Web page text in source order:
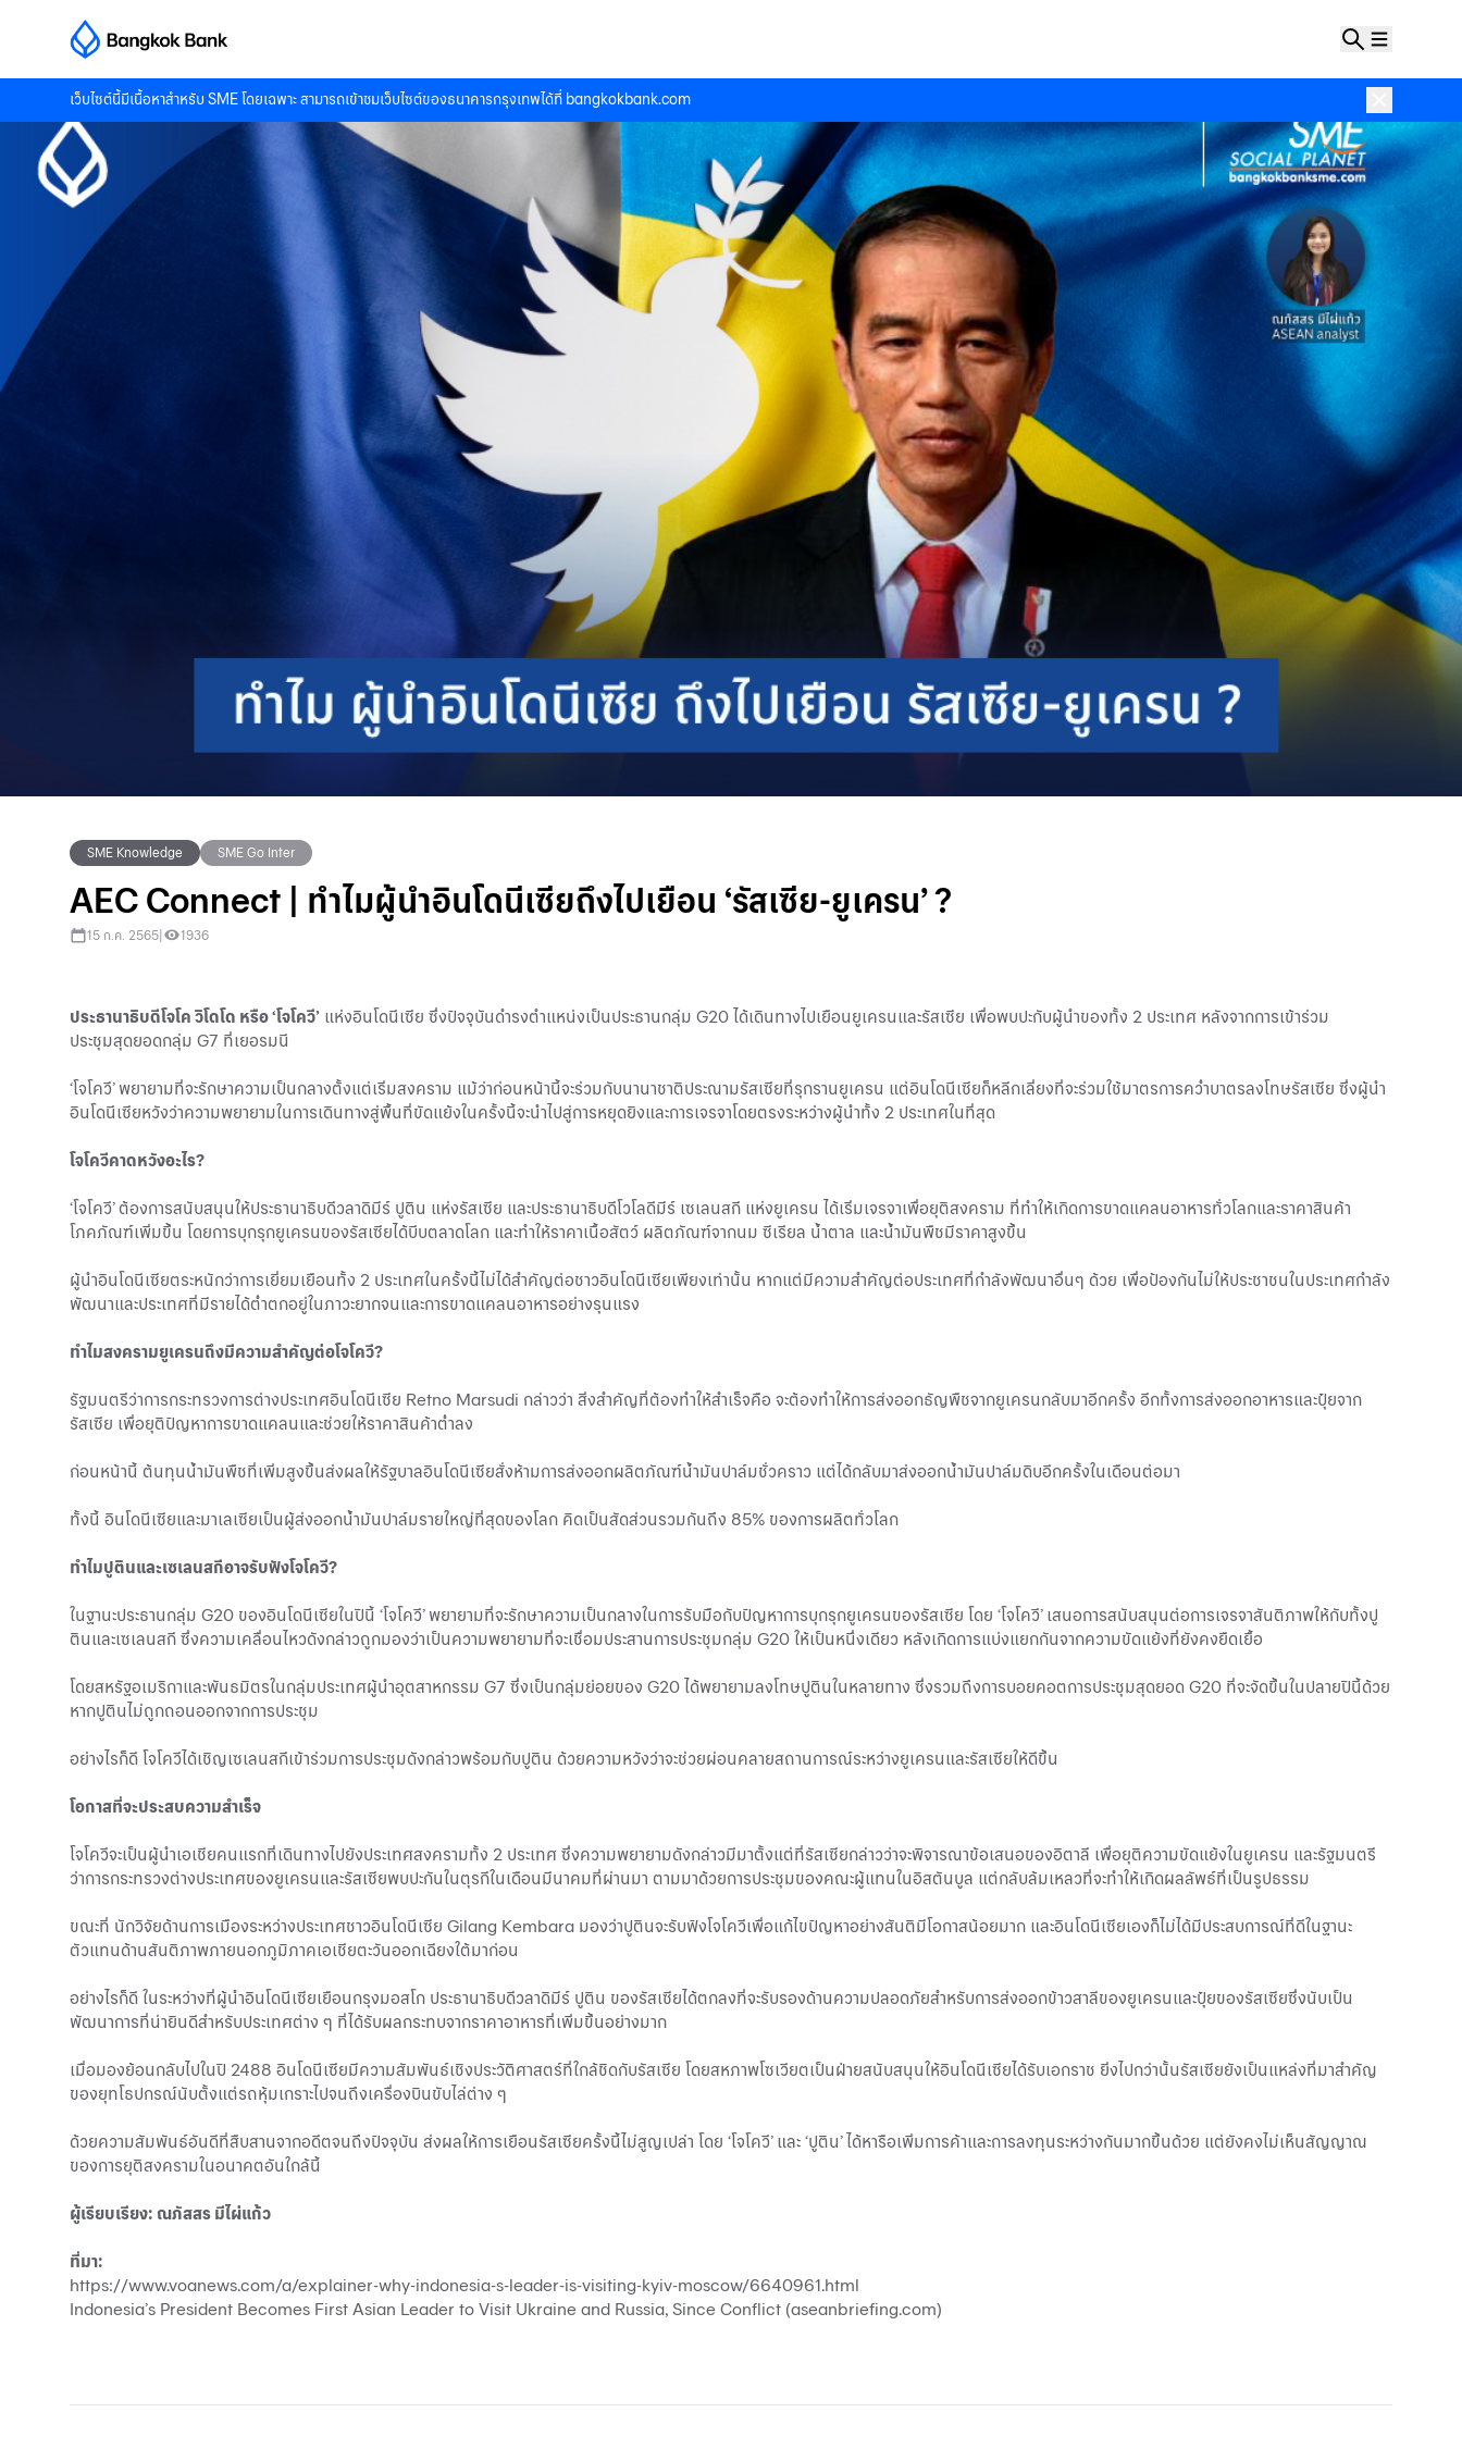
เว็บไซต์นี้มีเนื้อหาสำหรับ SME โดยเฉพาะ สามารถเข้าชมเว็บไซต์ของธนาคารกรุงเทพได้ที่ bangkokbank.com
SME Knowledge SME Go Inter
AEC Connect | ทำไมผู้นำอินโดนีเซียถึงไปเยือน ‘รัสเซีย-ยูเครน’ ?
15 ก.ค. 2565 1936
ประธานาธิบดีโจโค วิโดโด หรือ ‘โจโควี’ แห่งอินโดนีเซีย ซึ่งปัจจุบันดำรงตำแหน่งเป็นประธานกลุ่ม G20 ได้เดินทางไปเยือนยูเครนและรัสเซีย เพื่อพบปะกับผู้นำของทั้ง 2 ประเทศ หลังจากการเข้าร่วม
ประชุมสุดยอดกลุ่ม G7 ที่เยอรมนี
‘โจโควี’ พยายามที่จะรักษาความเป็นกลางตั้งแต่เริ่มสงคราม แม้ว่าก่อนหน้านี้จะร่วมกับนานาชาติประณามรัสเซียที่รุกรานยูเครน แต่อินโดนีเซียก็หลีกเลี่ยงที่จะร่วมใช้มาตรการคว่ำบาตรลงโทษรัสเซีย ซึ่งผู้นำ
อินโดนีเซียหวังว่าความพยายามในการเดินทางสู่พื้นที่ขัดแย้งในครั้งนี้จะนำไปสู่การหยุดยิงและการเจรจาโดยตรงระหว่างผู้นำทั้ง 2 ประเทศในที่สุด
โจโควีคาดหวังอะไร?
‘โจโควี’ ต้องการสนับสนุนให้ประธานาธิบดีวลาดิมีร์ ปูติน แห่งรัสเซีย และประธานาธิบดีโวโลดีมีร์ เซเลนสกี แห่งยูเครน ได้เริ่มเจรจาเพื่อยุติสงคราม ที่ทำให้เกิดการขาดแคลนอาหารทั่วโลกและราคาสินค้า
โภคภัณฑ์เพิ่มขึ้น โดยการบุกรุกยูเครนของรัสเซียได้บีบตลาดโลก และทำให้ราคาเนื้อสัตว์ ผลิตภัณฑ์จากนม ซีเรียล น้ำตาล และน้ำมันพืชมีราคาสูงขึ้น
ผู้นำอินโดนีเซียตระหนักว่าการเยี่ยมเยือนทั้ง 2 ประเทศในครั้งนี้ไม่ได้สำคัญต่อชาวอินโดนีเซียเพียงเท่านั้น หากแต่มีความสำคัญต่อประเทศที่กำลังพัฒนาอื่นๆ ด้วย เพื่อป้องกันไม่ให้ประชาชนในประเทศกำลัง
พัฒนาและประเทศที่มีรายได้ต่ำตกอยู่ในภาวะยากจนและการขาดแคลนอาหารอย่างรุนแรง
ทำไมสงครามยูเครนถึงมีความสำคัญต่อโจโควี?
รัฐมนตรีว่าการกระทรวงการต่างประเทศอินโดนีเซีย Retno Marsudi กล่าวว่า สิ่งสำคัญที่ต้องทำให้สำเร็จคือ จะต้องทำให้การส่งออกธัญพืชจากยูเครนกลับมาอีกครั้ง อีกทั้งการส่งออกอาหารและปุ๋ยจาก
รัสเซีย เพื่อยุติปัญหาการขาดแคลนและช่วยให้ราคาสินค้าต่ำลง
ก่อนหน้านี้ ต้นทุนน้ำมันพืชที่เพิ่มสูงขึ้นส่งผลให้รัฐบาลอินโดนีเซียสั่งห้ามการส่งออกผลิตภัณฑ์น้ำมันปาล์มชั่วคราว แต่ได้กลับมาส่งออกน้ำมันปาล์มดิบอีกครั้งในเดือนต่อมา
ทั้งนี้ อินโดนีเซียและมาเลเซียเป็นผู้ส่งออกน้ำมันปาล์มรายใหญ่ที่สุดของโลก คิดเป็นสัดส่วนรวมกันถึง 85% ของการผลิตทั่วโลก
ทำไมปูตินและเซเลนสกีอาจรับฟังโจโควี?
ในฐานะประธานกลุ่ม G20 ของอินโดนีเซียในปีนี้ ‘โจโควี’ พยายามที่จะรักษาความเป็นกลางในการรับมือกับปัญหาการบุกรุกยูเครนของรัสเซีย โดย ‘โจโควี’ เสนอการสนับสนุนต่อการเจรจาสันติภาพให้กับทั้งปู
ตินและเซเลนสกี ซึ่งความเคลื่อนไหวดังกล่าวถูกมองว่าเป็นความพยายามที่จะเชื่อมประสานการประชุมกลุ่ม G20 ให้เป็นหนึ่งเดียว หลังเกิดการแบ่งแยกกันจากความขัดแย้งที่ยังคงยืดเยื้อ
โดยสหรัฐอเมริกาและพันธมิตรในกลุ่มประเทศผู้นำอุตสาหกรรม G7 ซึ่งเป็นกลุ่มย่อยของ G20 ได้พยายามลงโทษปูตินในหลายทาง ซึ่งรวมถึงการบอยคอตการประชุมสุดยอด G20 ที่จะจัดขึ้นในปลายปีนี้ด้วย
หากปูตินไม่ถูกถอนออกจากการประชุม
อย่างไรก็ดี โจโควีได้เชิญเซเลนสกีเข้าร่วมการประชุมดังกล่าวพร้อมกับปูติน ด้วยความหวังว่าจะช่วยผ่อนคลายสถานการณ์ระหว่างยูเครนและรัสเซียให้ดีขึ้น
โอกาสที่จะประสบความสำเร็จ
โจโควีจะเป็นผู้นำเอเชียคนแรกที่เดินทางไปยังประเทศสงครามทั้ง 2 ประเทศ ซึ่งความพยายามดังกล่าวมีมาตั้งแต่ที่รัสเซียกล่าวว่าจะพิจารณาข้อเสนอของอิตาลี เพื่อยุติความขัดแย้งในยูเครน และรัฐมนตรี
ว่าการกระทรวงต่างประเทศของยูเครนและรัสเซียพบปะกันในตุรกีในเดือนมีนาคมที่ผ่านมา ตามมาด้วยการประชุมของคณะผู้แทนในอิสตันบูล แต่กลับล้มเหลวที่จะทำให้เกิดผลลัพธ์ที่เป็นรูปธรรม
ขณะที่ นักวิจัยด้านการเมืองระหว่างประเทศชาวอินโดนีเซีย Gilang Kembara มองว่าปูตินจะรับฟังโจโควีเพื่อแก้ไขปัญหาอย่างสันติมีโอกาสน้อยมาก และอินโดนีเซียเองก็ไม่ได้มีประสบการณ์ที่ดีในฐานะ
ตัวแทนด้านสันติภาพภายนอกภูมิภาคเอเชียตะวันออกเฉียงใต้มาก่อน
อย่างไรก็ดี ในระหว่างที่ผู้นำอินโดนีเซียเยือนกรุงมอสโก ประธานาธิบดีวลาดิมีร์ ปูติน ของรัสเซียได้ตกลงที่จะรับรองด้านความปลอดภัยสำหรับการส่งออกข้าวสาลีของยูเครนและปุ๋ยของรัสเซียซึ่งนับเป็น
พัฒนาการที่น่ายินดีสำหรับประเทศต่าง ๆ ที่ได้รับผลกระทบจากราคาอาหารที่เพิ่มขึ้นอย่างมาก
เมื่อมองย้อนกลับไปในปี 2488 อินโดนีเซียมีความสัมพันธ์เชิงประวัติศาสตร์ที่ใกล้ชิดกับรัสเซีย โดยสหภาพโซเวียตเป็นฝ่ายสนับสนุนให้อินโดนีเซียได้รับเอกราช ยิ่งไปกว่านั้นรัสเซียยังเป็นแหล่งที่มาสำคัญ
ของยุทโธปกรณ์นับตั้งแต่รถหุ้มเกราะไปจนถึงเครื่องบินขับไล่ต่าง ๆ
ด้วยความสัมพันธ์อันดีที่สืบสานจากอดีตจนถึงปัจจุบัน ส่งผลให้การเยือนรัสเซียครั้งนี้ไม่สูญเปล่า โดย ‘โจโควี’ และ ‘ปูติน’ ได้หารือเพิ่มการค้าและการลงทุนระหว่างกันมากขึ้นด้วย แต่ยังคงไม่เห็นสัญญาณ
ของการยุติสงครามในอนาคตอันใกล้นี้
ผู้เรียบเรียง: ณภัสสร มีไผ่แก้ว
ที่มา:
https://www.voanews.com/a/explainer-why-indonesia-s-leader-is-visiting-kyiv-moscow/6640961.html
Indonesia’s President Becomes First Asian Leader to Visit Ukraine and Russia, Since Conflict (aseanbriefing.com)